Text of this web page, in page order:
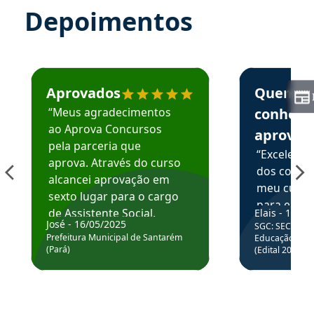
Depoimentos
Estudante José recomenda o Aprova Concursos em
Aprovados
“Meus agradecimentos
ao Aprova Concursos
pela parceria que
aprova. Através do curso
alcancei aprovação em
sexto lugar para o cargo
de Assistente Social.
Hoje estou atuando na
Prefeitura de Santarém.
José - 16/05/2025
Prefeitura Municipal de Santarém
(Pará)
Estudante
Quem
aprova
dos
meu
para
colocar
através
de
Elais - 15/
SGC: SEC BA
Educação
(Edital